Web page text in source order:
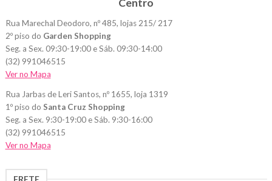
Centro
Rua Marechal Deodoro, nº 485, lojas 215/ 217
2º piso do Garden Shopping
Seg. a Sex. 09:30-19:00 e Sáb. 09:30-14:00
(32) 991046515
Ver no Mapa
Rua Jarbas de Leri Santos, nº 1655, loja 1319
1º piso do Santa Cruz Shopping
Seg. a Sex. 9:30-19:00 e Sáb. 9:30-16:00
(32) 991046515
Ver no Mapa